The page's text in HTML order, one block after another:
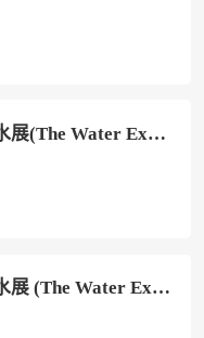
2026美国水展(The Water Expo)会刊如何获取？
2026美国水展 (The Water Expo)观众预登记正式开启，精彩即将登场！